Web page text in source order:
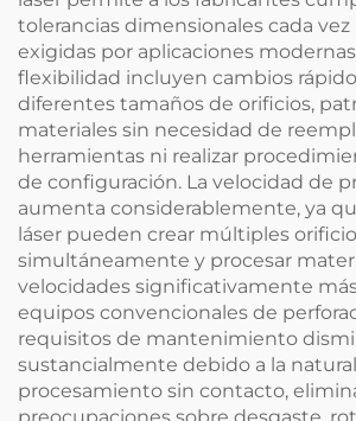
tolerancias dimensionales cada
exigidas por aplicaciones
flexibilidad incluyen cambios
diferentes tamaños de orificios,
materiales sin necesidad de
herramientas ni realizar
de configuración. La velocidad de
aumenta considerablemente, ya
láser pueden crear múltiples
simultáneamente y procesar
velocidades significativamente
equipos convencionales de
requisitos de mantenimiento
sustancialmente debido a la
procesamiento sin contacto,